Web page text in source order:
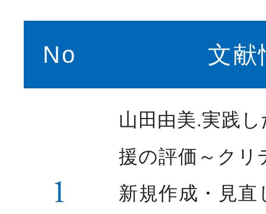
No 文献
1
山田由美.実践
援の評価～クリ
新規作成・見